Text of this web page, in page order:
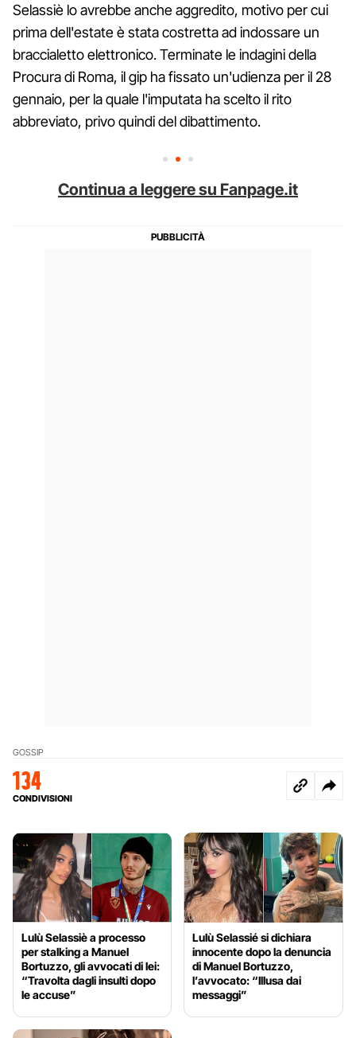
Selassiè lo avrebbe anche aggredito, motivo per cui
prima dell'estate è stata costretta ad indossare un
braccialetto elettronico. Terminate le indagini della
Procura di Roma, il gip ha fissato un'udienza per il 28
gennaio, per la quale l'imputata ha scelto il rito
abbreviato, privo quindi del dibattimento.
Continua a leggere su Fanpage.it
GOSSIP
134
CONDIVISIONI
Lulù Selassiè a processo
per stalking a Manuel
Bortuzzo, gli avvocati di lei:
“Travolta dagli insulti dopo
le accuse”
Lulù Selassié si dichiara
innocente dopo la denuncia
di Manuel Bortuzzo,
l’avvocato: “Illusa dai
messaggi”